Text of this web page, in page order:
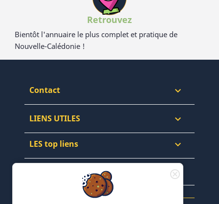
Retrouvez
Bientôt l'annuaire le plus complet et pratique de
Nouvelle-Calédonie !
Contact 
LIENS UTILES 
LES top liens 
NEWSLETTERS & WEB 